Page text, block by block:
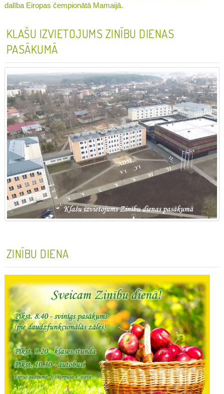
dalība Eiropas čempionātā Mamaijā.
KLAŠU IZVIETOJUMS ZINĪBU DIENAS
PASĀKUMĀ
ZINĪBU DIENA